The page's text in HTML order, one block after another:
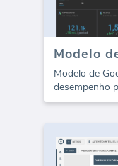
Modelo de
desempenho